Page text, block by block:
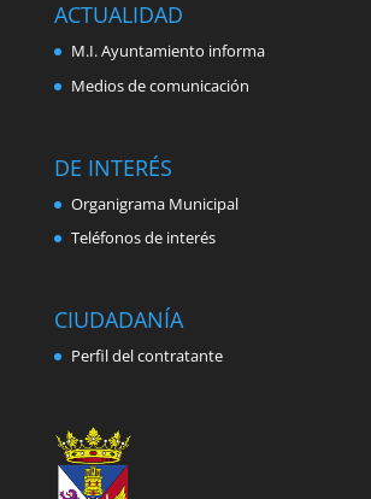
ACTUALIDAD
M.I. Ayuntamiento informa
Medios de comunicación
DE INTERÉS
Organigrama Municipal
Teléfonos de interés
CIUDADANÍA
Perfil del contratante